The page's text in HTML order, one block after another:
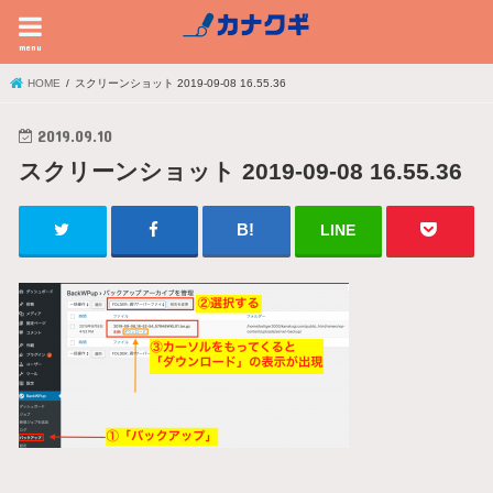
menu
HOME スクリーンショット 2019-09-08 16.55.36
2019.09.10
スクリーンショット 2019-09-08 16.55.36
LINE